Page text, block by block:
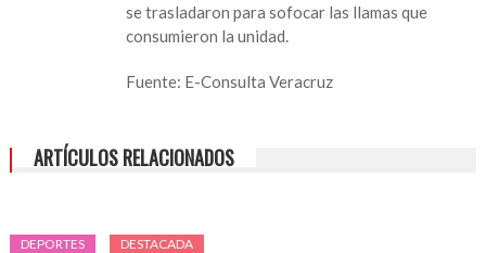
se trasladaron para sofocar las llamas que
consumieron la unidad.
Fuente: E-Consulta Veracruz
ARTÍCULOS RELACIONADOS
DEPORTES DESTACADA